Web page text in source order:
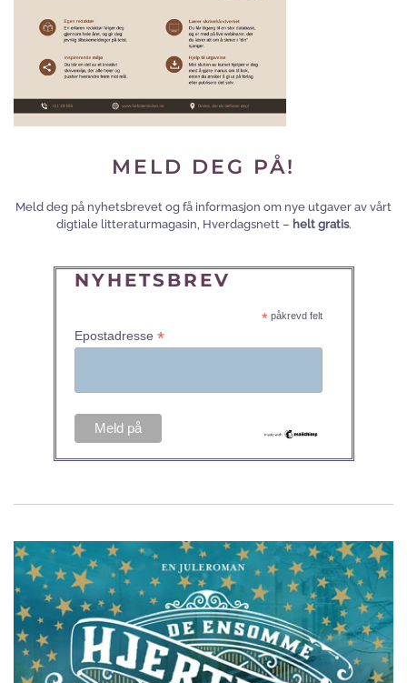
MELD DEG PÅ!
Meld deg på nyhetsbrevet og få informasjon om nye utgaver av vårt
digtiale litteraturmagasin, Hverdagsnett – helt gratis.
NYHETSBREV
* påkrevd felt
Epostadresse *